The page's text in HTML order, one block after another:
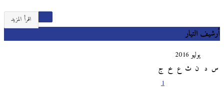
اقرأ المزيد
أرشيف التيار
يوليو 2016
س
ث خ ج